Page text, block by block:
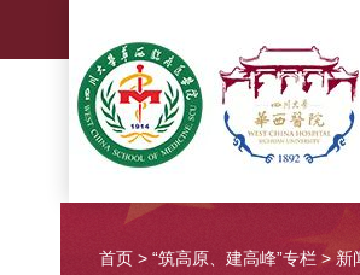
首页 > “筑高原、建高峰”专栏 >新